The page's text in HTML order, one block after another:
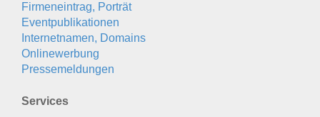
Firmeneintrag, Porträt
Eventpublikationen
Internetnamen, Domains
Onlinewerbung
Pressemeldungen
Services